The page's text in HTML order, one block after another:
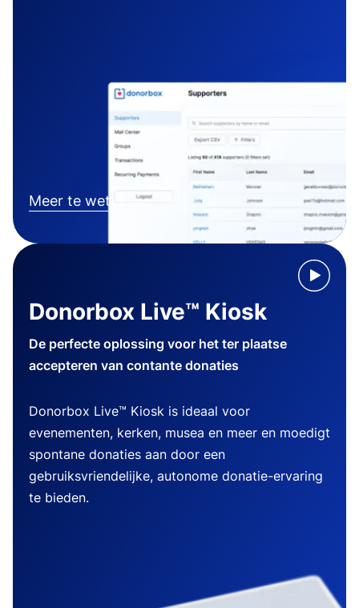
Meer te weten komen
Donorbox Live™ Kiosk
De perfecte oplossing voor het ter plaatse
accepteren van contante donaties
Donorbox Live™ Kiosk is ideaal voor
evenementen, kerken, musea en meer en moedigt
spontane donaties aan door een
gebruiksvriendelijke, autonome donatie-ervaring
te bieden.